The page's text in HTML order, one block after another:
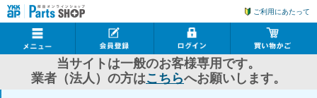
ご利用にあたって
当サイトは一般のお客様専用です。
業者（法人）の方はこちらへお願いします。